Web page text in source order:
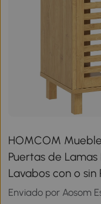
HOMCOM
Puertas de
Lavabos con o sin
Enviado por Aosom